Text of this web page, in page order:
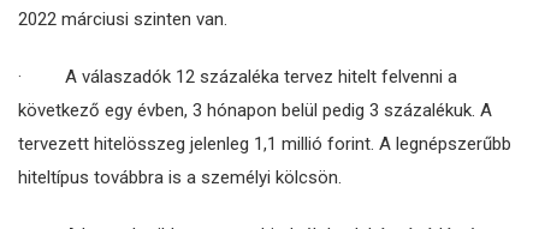
2022 márciusi szinten van.
· A válaszadók 12 százaléka tervez hitelt felvenni a
következő egy évben, 3 hónapon belül pedig 3 százalékuk. A
tervezett hitelösszeg jelenleg 1,1 millió forint. A legnépszerűbb
hiteltípus továbbra is a személyi kölcsön.